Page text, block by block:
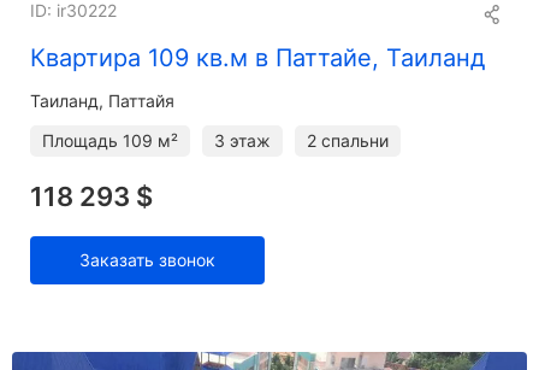
Квартира 109 кв.м в Паттайе, Таиланд
ID: ir30222
Таиланд, Паттайя
Площадь 109 м² 3 этаж 2 спальни
118 293 $
Заказать звонок